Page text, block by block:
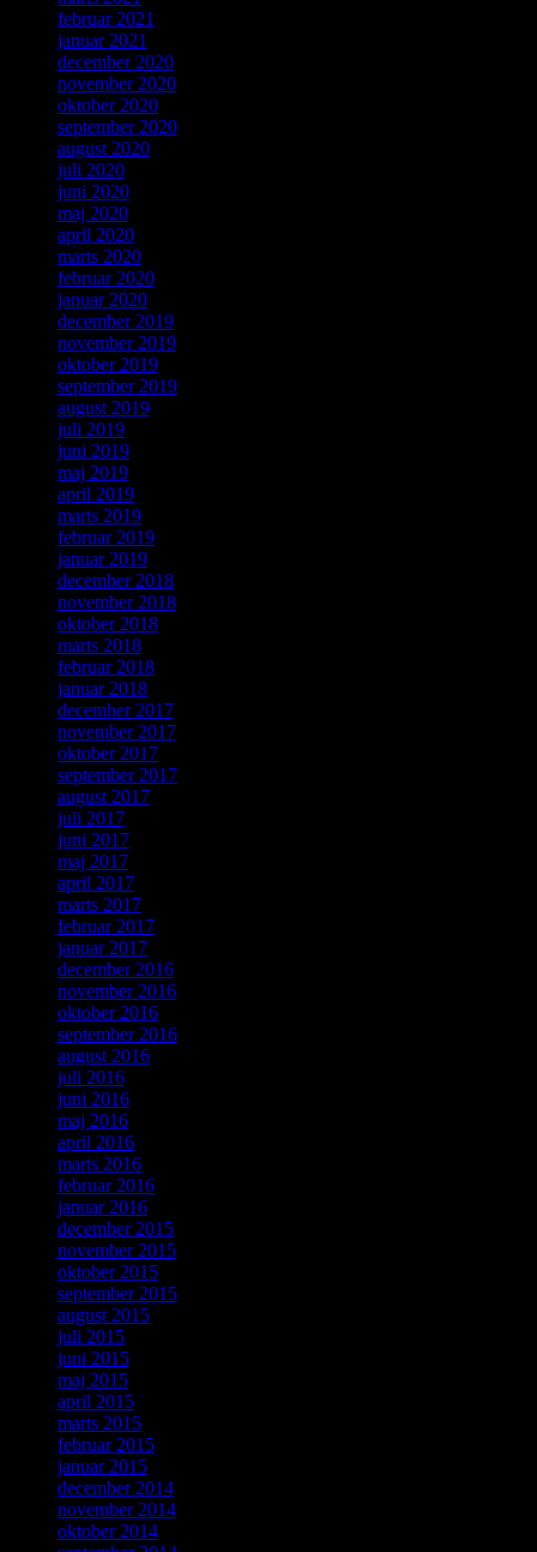
februar 2021
januar 2021
december 2020
november 2020
oktober 2020
september 2020
august 2020
juli 2020
juni 2020
maj 2020
april 2020
marts 2020
februar 2020
januar 2020
december 2019
november 2019
oktober 2019
september 2019
august 2019
juli 2019
juni 2019
maj 2019
april 2019
marts 2019
februar 2019
januar 2019
december 2018
november 2018
oktober 2018
marts 2018
februar 2018
januar 2018
december 2017
november 2017
oktober 2017
september 2017
august 2017
juli 2017
juni 2017
maj 2017
april 2017
marts 2017
februar 2017
januar 2017
december 2016
november 2016
oktober 2016
september 2016
august 2016
juli 2016
juni 2016
maj 2016
april 2016
marts 2016
februar 2016
januar 2016
december 2015
november 2015
oktober 2015
september 2015
august 2015
juli 2015
juni 2015
maj 2015
april 2015
marts 2015
februar 2015
januar 2015
december 2014
november 2014
oktober 2014